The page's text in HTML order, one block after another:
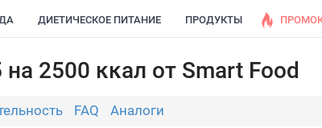
ДИЕТИЧЕСКОЕ ПИТАНИЕ ПРОДУКТЫ
2500 ккал от Smart Food
FAQ Аналоги